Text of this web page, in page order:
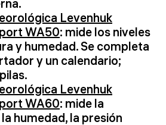
Levenhuk
WA50: mide los niveles
y humedad. Se completa
y un calendario;
Levenhuk
WA60: mide la
humedad, la presión